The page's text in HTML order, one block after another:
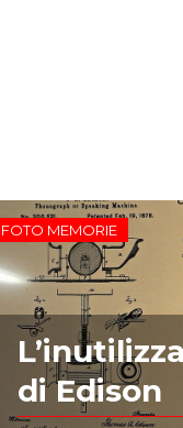
FOTO MEMORIE
di Edison